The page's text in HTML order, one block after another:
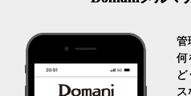
管
何
ス